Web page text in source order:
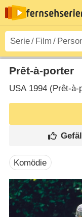
Prêt-à-porter
USA1994 (Prêt-à-
Komödie